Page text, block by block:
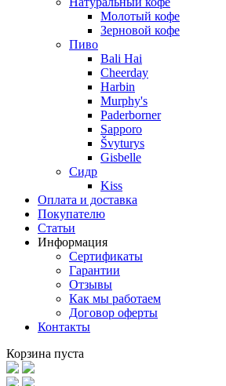
Молотый кофе
Зерновой кофе
Пиво
Bali Hai
Cheerday
Harbin
Murphy's
Paderborner
Sapporo
Švyturys
Gisbelle
Сидр
Kiss
Оплата и доставка
Покупателю
Статьи
Информация
Сертификаты
Гарантии
Отзывы
Как мы работаем
Договор оферты
Контакты
Корзина пуста